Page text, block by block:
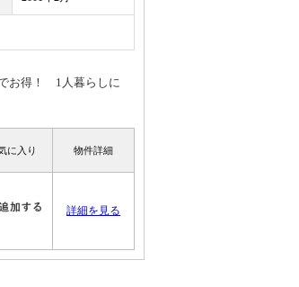
お得！ 1人暮らしに
に入り 物件詳細
詳細を見る